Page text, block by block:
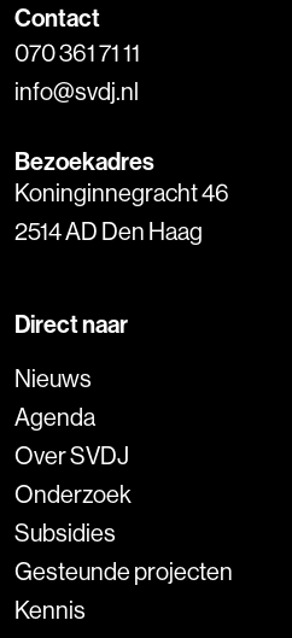
Contact
070 361 71 11
info@svdj.nl
Bezoekadres
Koninginnegracht 46
2514 AD Den Haag
Direct naar
Nieuws
Agenda
Over SVDJ
Onderzoek
Subsidies
Gesteunde projecten
Kennis